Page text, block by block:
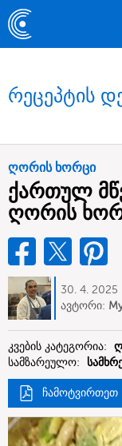
რეცეპტის
ღორის ხორცი
ქართულ
ღორის
30. 4. 2025
ავტორი:
კვების კატეგორია:
სამზარეულო:
ჩამოტვირთეთ